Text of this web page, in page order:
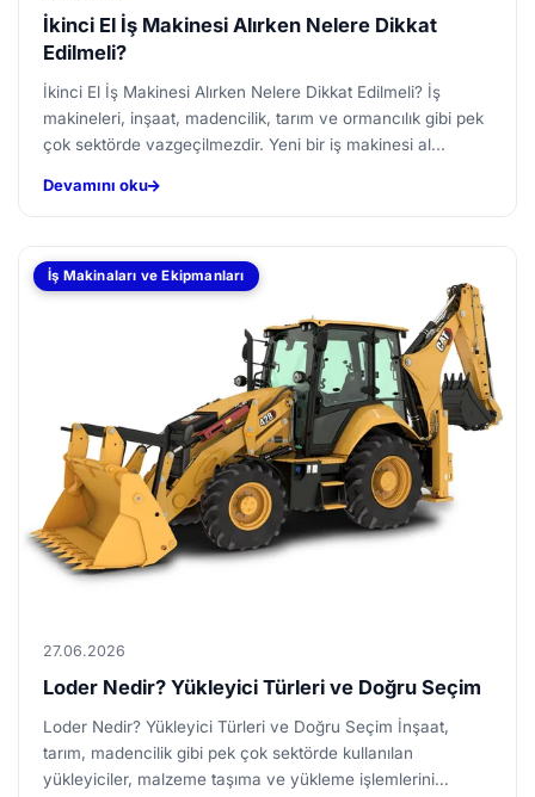
İkinci El İş Makinesi Alırken Nelere Dikkat
Edilmeli?
İkinci El İş Makinesi Alırken Nelere Dikkat Edilmeli? İş
makineleri, inşaat, madencilik, tarım ve ormancılık gibi pek
çok sektörde vazgeçilmezdir. Yeni bir iş makinesi al...
Devamını oku
İş Makinaları ve Ekipmanları
27.06.2026
Loder Nedir? Yükleyici Türleri ve Doğru Seçim
Loder Nedir? Yükleyici Türleri ve Doğru Seçim İnşaat,
tarım, madencilik gibi pek çok sektörde kullanılan
yükleyiciler, malzeme taşıma ve yükleme işlemlerini